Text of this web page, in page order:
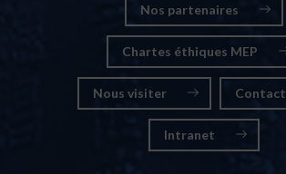
Nos partenaires
Chartes éthiques MEP
Nous visiter Contact
Intranet